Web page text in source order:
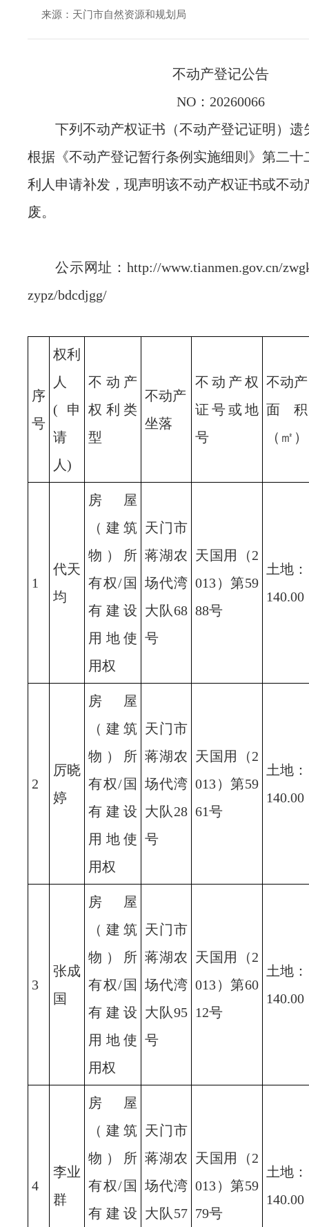
来源：天门市自然资源和规划局
不动产登记公告
NO：20260066
下列不动产权证书（不动产登记证明）遗
根据《不动产登记暂行条例实施细则》第二十
利人申请补发，现声明该不动产权证书或不动
废。
公示网址：http://www.tianmen.gov.cn/
zypz/bdcdjgg/
序
号
权利
人
(申
请
人)
不动产
权利类
型
不动产
坐落
不动产权
证号或地
号
不动产
面积
（㎡）
1
代天
均
房屋
（建筑
物）所
有权/国
有建设
用地使
用权
天门市
蒋湖农
场代湾
大队68
号
天国用（2
013）第59
88号
土地：
140.00
2
厉晓
婷
房屋
（建筑
物）所
有权/国
有建设
用地使
用权
天门市
蒋湖农
场代湾
大队28
号
天国用（2
013）第59
61号
土地：
140.00
3
张成
国
房屋
（建筑
物）所
有权/国
有建设
用地使
用权
天门市
蒋湖农
场代湾
大队95
号
天国用（2
013）第60
12号
土地：
140.00
4
李业
群
房屋
（建筑
物）所
有权/国
有建设
天门市
蒋湖农
场代湾
大队57
天国用（2
013）第59
79号
土地：
140.00